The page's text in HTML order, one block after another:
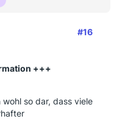
#16
+++
so dar, dass viele